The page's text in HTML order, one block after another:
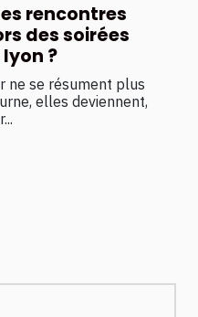
rencontres
des soirées
?
ne se résument plus
elles deviennent,